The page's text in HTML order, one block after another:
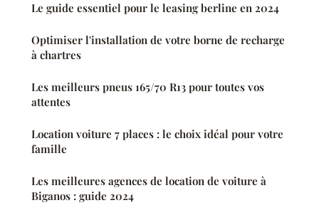
Le guide essentiel pour le leasing berline en 2024
Optimiser l'installation de votre borne de recharge
à chartres
Les meilleurs pneus 165/70 R13 pour toutes vos
attentes
Location voiture 7 places : le choix idéal pour votre
famille
Les meilleures agences de location de voiture à
Biganos : guide 2024